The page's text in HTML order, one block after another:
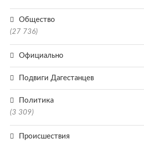
Общество
(27 736)
Официально
Подвиги Дагестанцев
Политика
(3 309)
Происшествия